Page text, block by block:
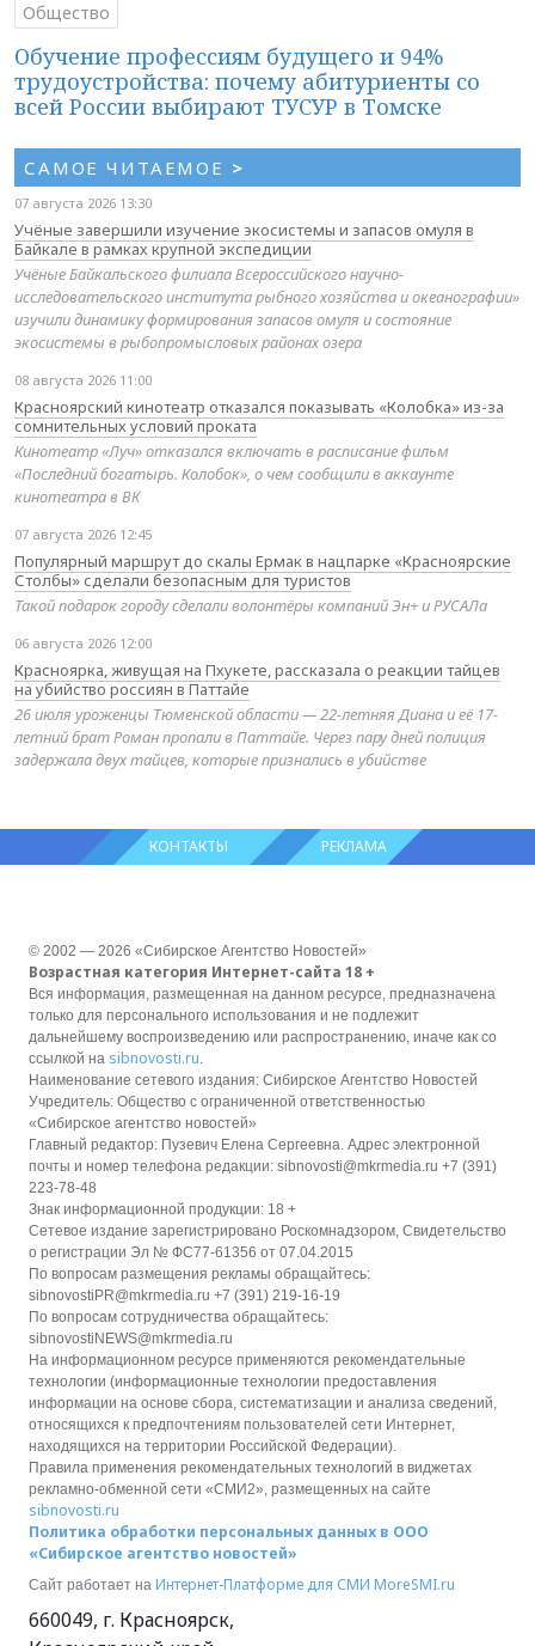
Общество
Обучение профессиям будущего и 94%
трудоустройства: почему абитуриенты со
всей России выбирают ТУСУР в Томске
САМОЕ ЧИТАЕМОЕ >
07 августа 2026 13:30
Учёные завершили изучение экосистемы и запасов омуля в
Байкале в рамках крупной экспедиции
Учёные Байкальского филиала Всероссийского научно-
исследовательского института рыбного хозяйства и океанографии»
изучили динамику формирования запасов омуля и состояние
экосистемы в рыбопромысловых районах озера
08 августа 2026 11:00
Красноярский кинотеатр отказался показывать «Колобка» из-за
сомнительных условий проката
Кинотеатр «Луч» отказался включать в расписание фильм
«Последний богатырь. Колобок», о чем сообщили в аккаунте
кинотеатра в ВК
07 августа 2026 12:45
Популярный маршрут до скалы Ермак в нацпарке «Красноярские
Столбы» сделали безопасным для туристов
Такой подарок городу сделали волонтёры компаний Эн+ и РУСАЛа
06 августа 2026 12:00
Красноярка, живущая на Пхукете, рассказала о реакции тайцев
на убийство россиян в Паттайе
26 июля уроженцы Тюменской области — 22-летняя Диана и её 17-
летний брат Роман пропали в Паттайе. Через пару дней полиция
задержала двух тайцев, которые признались в убийстве
КОНТАКТЫ РЕКЛАМА
© 2002 — 2026 «Сибирское Агентство Новостей»
Возрастная категория Интернет-сайта 18 +
Вся информация, размещенная на данном ресурсе, предназначена
только для персонального использования и не подлежит
дальнейшему воспроизведению или распространению, иначе как со
ссылкой на sibnovosti.ru.
Наименование сетевого издания: Сибирское Агентство Новостей
Учредитель: Общество с ограниченной ответственностью
«Сибирское агентство новостей»
Главный редактор: Пузевич Елена Сергеевна. Адрес электронной
почты и номер телефона редакции: sibnovosti@mkrmedia.ru +7 (391)
223-78-48
Знак информационной продукции: 18 +
Сетевое издание зарегистрировано Роскомнадзором, Свидетельство
о регистрации Эл № ФС77-61356 от 07.04.2015
По вопросам размещения рекламы обращайтесь:
sibnovostiPR@mkrmedia.ru +7 (391) 219-16-19
По вопросам сотрудничества обращайтесь:
sibnovostiNEWS@mkrmedia.ru
На информационном ресурсе применяются рекомендательные
технологии (информационные технологии предоставления
информации на основе сбора, систематизации и анализа сведений,
относящихся к предпочтениям пользователей сети Интернет,
находящихся на территории Российской Федерации).
Правила применения рекомендательных технологий в виджетах
рекламно-обменной сети «СМИ2», размещенных на сайте
sibnovosti.ru
Политика обработки персональных данных в ООО
«Сибирское агентство новостей»
Сайт работает на Интернет-Платформе для СМИ MoreSMI.ru
660049, г. Красноярск,